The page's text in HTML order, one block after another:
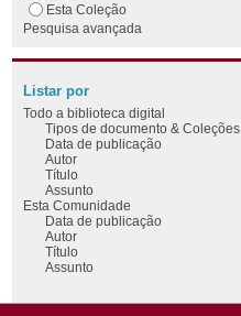
Esta Coleção
Pesquisa avançada
Listar por
Todo a biblioteca digital
Tipos de documento & Coleções
Data de publicação
Autor
Título
Assunto
Esta Comunidade
Data de publicação
Autor
Título
Assunto